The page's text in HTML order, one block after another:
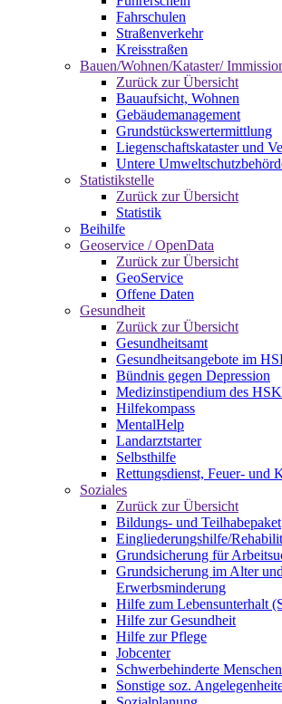
Fahrschulen
Straßenverkehr
Kreisstraßen
Bauen/Wohnen/Kataster/
Zurück zur Übersicht
Bauaufsicht, Wohnen
Gebäudemanagement
Grundstückswertermittlung
Liegenschaftskataster und
Untere
Statistikstelle
Zurück zur Übersicht
Statistik
Beihilfe
Geoservice / OpenData
Zurück zur Übersicht
GeoService
Offene Daten
Gesundheit
Zurück zur Übersicht
Gesundheitsamt
Gesundheitsangebote im
Bündnis gegen Depression
Medizinstipendium des HSK
Hilfekompass
MentalHelp
Landarztstarter
Selbsthilfe
Rettungsdienst, Feuer- und
Soziales
Zurück zur Übersicht
Bildungs- und Teilhabepaket
Eingliederungshilfe/
Grundsicherung für
Grundsicherung im Alter
Erwerbsminderung
Hilfe zum Lebensunterhalt
Hilfe zur Gesundheit
Hilfe zur Pflege
Jobcenter
Schwerbehinderte Menschen
Sonstige soz.